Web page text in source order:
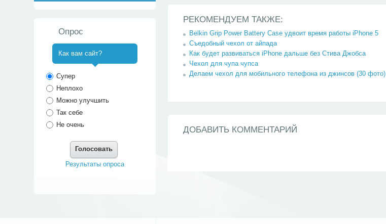
РЕКОМЕНДУЕМ ТАКЖЕ:
Belkin Grip Power Battery Case удвоит время работы iPhone 5
Съедобный чехол от айпада
Как будет развиваться iPhone дальше без Стива Джобса
Чехол для чупа чупса
Делаем чехол для мобильного телефона из джинсов (30 фото)
ДОБАВИТЬ КОММЕНТАРИЙ
Опрос
Как вам сайт?
Супер
Неплохо
Можно улучшить
Так себе
Не очень
Голосовать
Результаты опроса